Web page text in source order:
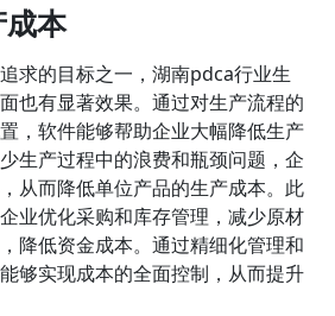
成本
求的目标之一，湖南pdca行业生
也有显著效果。通过对生产流程的
，软件能够帮助企业大幅降低生产
生产过程中的浪费和瓶颈问题，企
从而降低单位产品的生产成本。此
业优化采购和库存管理，减少原材
降低资金成本。通过精细化管理和
够实现成本的全面控制，从而提升